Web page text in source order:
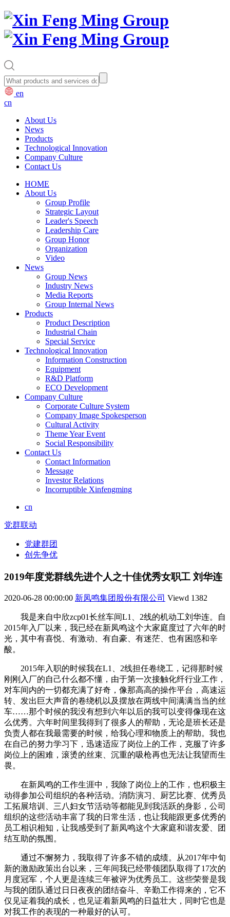
en
cn
About Us
News
Products
Technological Innovation
Company Culture
Contact Us
HOME
About Us
Group Profile
Strategic Layout
Leader's Speech
Leadership Care
Group Honor
Organization
Video
News
Group News
Industry News
Media Reports
Group Internal News
Products
Product Description
Industrial Chain
Special Service
Technological Innovation
Information Construction
Equipment
R&D Platform
ECO Development
Company Culture
Corporate Culture System
Company Image Spokesperson
Cultural Activity
Theme Year Event
Social Responsibility
Contact Us
Contact Information
Message
Investor Relations
Incorruptible Xinfengming
cn
党群联动
党建群团
创先争优
2019年度党群线先进个人之十佳优秀女职工 刘华连
2020-06-28 00:00:00 新凤鸣集团股份有限公司 Viewd 1382
我是来自中欣zcp01长丝车间L1、2线的机动工刘华连。自
2015年入厂以来，我已经在新凤鸣这个大家庭度过了六年的时
光，其中有喜悦、有激动、有自豪、有迷茫、也有困惑和辛
酸。
2015年入职的时候我在L1、2线担任卷绕工，记得那时候
刚刚入厂的自己什么都不懂，由于第一次接触化纤行业工作，
对车间内的一切都充满了好奇，像那高高的操作平台，高速运
转、发出巨大声音的卷绕机以及摆放在两线中间满满当当的丝
车……那个时候的我没有想到六年以后的我可以变得像现在这
么优秀。六年时间里我得到了很多人的帮助，无论是班长还是
负责人都在我最需要的时候，给我心理和物质上的帮助。我也
在自己的努力学习下，迅速适应了岗位上的工作，克服了许多
岗位上的困难，滚烫的丝束、沉重的吸枪再也无法让我望而生
畏。
在新凤鸣的工作生涯中，我除了岗位上的工作，也积极主
动得参加公司组织的各种活动。消防演习、厨艺比赛、优秀员
工拓展培训、三八妇女节活动等都能见到我活跃的身影，公司
组织的这些活动丰富了我的日常生活，也让我能跟更多优秀的
员工相识相知，让我感受到了新凤鸣这个大家庭和谐友爱、团
结互助的氛围。
通过不懈努力，我取得了许多不错的成绩。从2017年中旬
新的激励政策出台以来，三年间我已经带领团队取得了17次的
月度冠军，个人更是连续三年被评为优秀员工。这些荣誉是我
与我的团队通过日日夜夜的团结奋斗、辛勤工作得来的，它不
仅见证着我的成长，也见证着新凤鸣的日益壮大，同时它也是
对我工作的表现的一种最好的认可。